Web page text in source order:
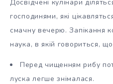
Досвідчені кулінари
господинями, які
смачну вечерю. Запікання
наука, в якій говориться,
Перед чищенням рибу
луска легше знімалася.